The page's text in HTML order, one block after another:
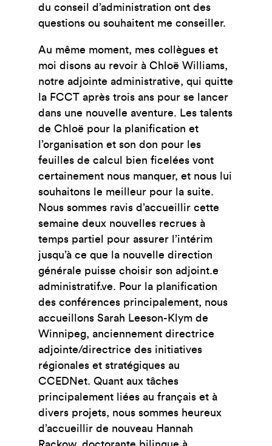
du conseil d’administration ont des
questions ou souhaitent me conseiller.
Au même moment, mes collègues et
moi disons au revoir à Chloë Williams,
notre adjointe administrative, qui quitte
la FCCT après trois ans pour se lancer
dans une nouvelle aventure. Les talents
de Chloë pour la planification et
l’organisation et son don pour les
feuilles de calcul bien ficelées vont
certainement nous manquer, et nous lui
souhaitons le meilleur pour la suite.
Nous sommes ravis d’accueillir cette
semaine deux nouvelles recrues à
temps partiel pour assurer l’intérim
jusqu’à ce que la nouvelle direction
générale puisse choisir son adjoint.e
administratif.ve. Pour la planification
des conférences principalement, nous
accueillons Sarah Leeson-Klym de
Winnipeg, anciennement directrice
adjointe/directrice des initiatives
régionales et stratégiques au
CCEDNet. Quant aux tâches
principalement liées au français et à
divers projets, nous sommes heureux
d’accueillir de nouveau Hannah